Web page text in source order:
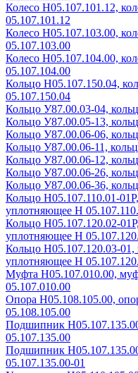
Колесо Н05.107.101.12,
05.107.101.12
Колесо Н05.107.103.00,
05.107.103.00
Колесо Н05.107.104.00,
05.107.104.00
Кольцо Н05.107.150.04,
05.107.150.04
Кольцо У87.00.03-04,
Кольцо У87.00.05-13,
Кольцо У87.00.06-06,
Кольцо У87.00.06-11,
Кольцо У87.00.06-12,
Кольцо У87.00.06-26,
Кольцо У87.00.06-36,
Кольцо Н05.107.110.01-
уплотняющее Н
Кольцо Н05.107.120.02-
уплотняющее Н
Кольцо Н05.107.120.03-01,
уплотняющее Н
Муфта Н05.107.010.00,
05.107.010.00
Опора Н05.108.105.00,
05.108.105.00
Подшипник
05.107.135.00
Подшипник
05.107.135.00-01